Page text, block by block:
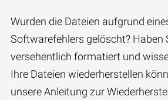
Wurden die Dateien aufgrund
Softwarefehlers gelöscht? Haben
versehentlich formatiert und
Ihre Dateien wiederherstellen
unsere Anleitung zur